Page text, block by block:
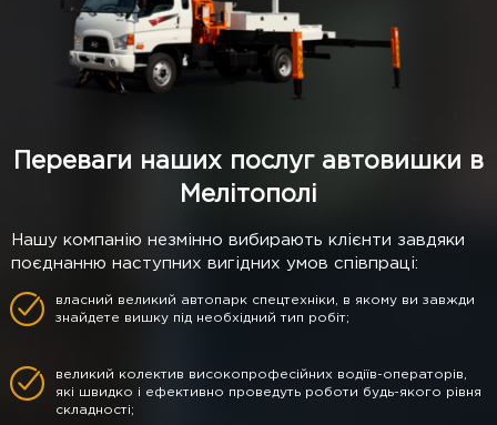
Переваги наших послуг автовишки в
Мелітополі
Нашу компанію незмінно вибирають клієнти завдяки
поєднанню наступних вигідних умов співпраці:
власний великий автопарк спецтехніки, в якому ви завжди
знайдете вишку під необхідний тип робіт;
великий колектив високопрофесійних водіїв-операторів,
які швидко і ефективно проведуть роботи будь-якого рівня
складності;